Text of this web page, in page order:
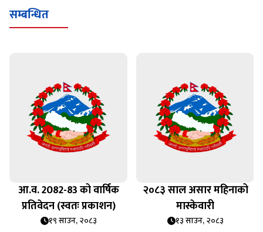
सम्बन्धित
आ.व. 2082-83 को वार्षिक
प्रतिवेदन (स्वतः प्रकाशन)
१९ साउन, २०८३
२०८३ साल असार महिनाको
मास्केवारी
१३ साउन, २०८३